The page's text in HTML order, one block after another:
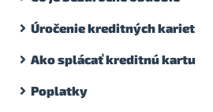
Úročenie kreditných kariet
Ako splácať kreditnú kartu
Poplatky